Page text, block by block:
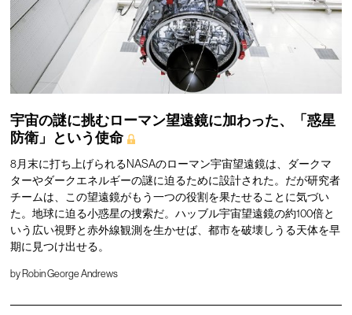
宇宙の謎に挑むローマン望遠鏡に加わった、「惑星
防衛」という使命
8月末に打ち上げられるNASAのローマン宇宙望遠鏡は、ダークマ
ターやダークエネルギーの謎に迫るために設計された。だが研究者
チームは、この望遠鏡がもう一つの役割を果たせることに気づい
た。地球に迫る小惑星の捜索だ。ハッブル宇宙望遠鏡の約100倍と
いう広い視野と赤外線観測を生かせば、都市を破壊しうる天体を早
期に見つけ出せる。
by Robin George Andrews